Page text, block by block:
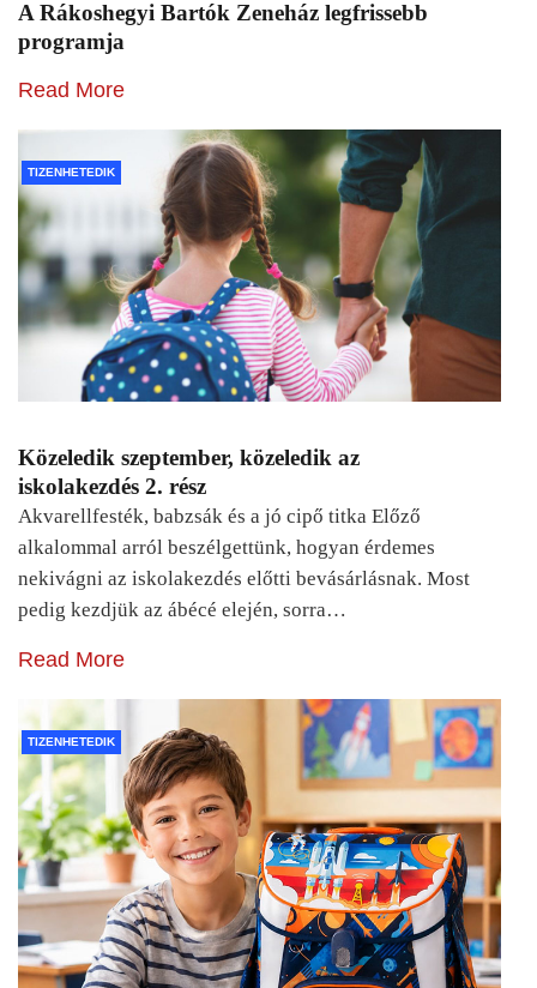
A Rákoshegyi Bartók Zeneház legfrissebb
programja
Read More
TIZENHETEDIK
Közeledik szeptember, közeledik az
iskolakezdés 2. rész
Akvarellfesték, babzsák és a jó cipő titka Előző
alkalommal arról beszélgettünk, hogyan érdemes
nekivágni az iskolakezdés előtti bevásárlásnak. Most
pedig kezdjük az ábécé elején, sorra…
Read More
TIZENHETEDIK